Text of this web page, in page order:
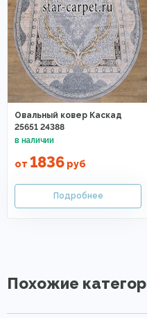
Овальный ковер Каскад
25651 24388
от 1836 руб
Похожие